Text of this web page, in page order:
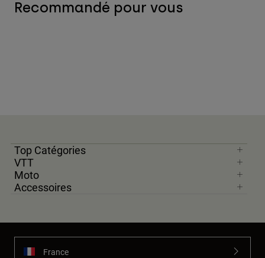
Recommandé pour vous
Top Catégories
VTT
Moto
Accessoires
France